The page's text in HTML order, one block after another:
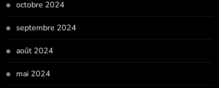
octobre 2024
septembre 2024
août 2024
mai 2024